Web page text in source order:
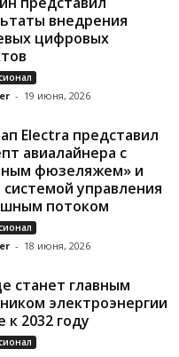
внедрения
цифровых
- 19 июня, 2026
Electra представил
авиалайнера с
фюзеляжем» и
системой управления
потоком
- 18 июня, 2026
станет главным
электроэнергии
к 2032 году